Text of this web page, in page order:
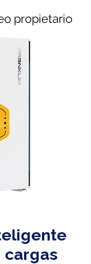
propietario